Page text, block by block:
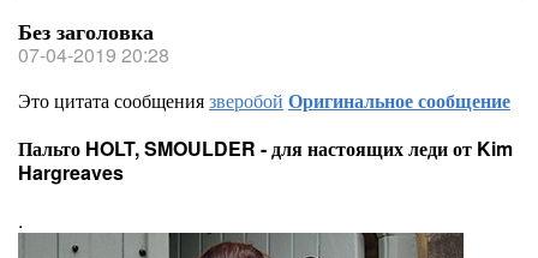
Без заголовка
07-04-2019 20:28
Это цитата сообщениязверобой Оригинальное сообщение
Пальто HOLT, SMOULDER - для настоящих леди от Kim
Hargreaves
.